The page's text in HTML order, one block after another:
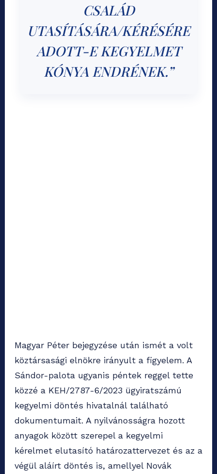
CSALÁD
UTASÍTÁSÁRA/KÉRÉSÉRE
ADOTT-E KEGYELMET
KÓNYA ENDRÉNEK.”
Magyar Péter bejegyzése után ismét a volt
köztársasági elnökre irányult a figyelem. A
Sándor-palota ugyanis péntek reggel tette
közzé a KEH/2787-6/2023 ügyiratszámú
kegyelmi döntés hivatalnál található
dokumentumait. A nyilvánosságra hozott
anyagok között szerepel a kegyelmi
kérelmet elutasító határozattervezet és az a
végül aláírt döntés is, amellyel Novák